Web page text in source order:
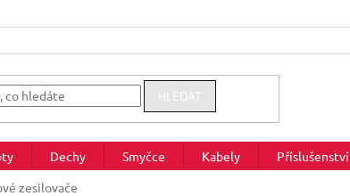
HLEDAT
Dechy Smyčce Kabely Příslušenství
zesilovače